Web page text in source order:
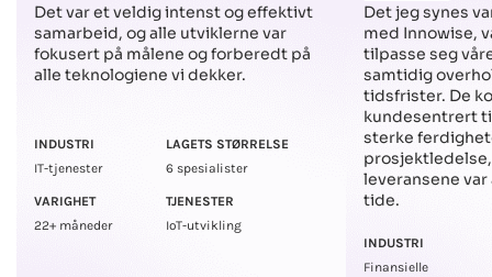
Det var et veldig intenst og effektivt
samarbeid, og alle utviklerne var
fokusert på målene og forberedt på
alle teknologiene vi dekker.
INDUSTRI
IT-tjenester
LAGETS STØRRELSE
6 spesialister
VARIGHET
22+ måneder
TJENESTER
IoT-utvikling
Det jeg synes
med Innowise,
tilpasse seg
samtidig
tidsfrister. De
kundesentrert
sterke
leveransene var
tide.
INDUSTRI
Finansielle